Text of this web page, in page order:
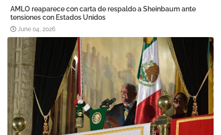
AMLO reaparece con carta de respaldo a Sheinbaum ante
tensiones con Estados Unidos
June 04, 2026